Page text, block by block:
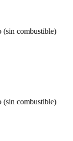
(sin combustible)
(sin combustible)